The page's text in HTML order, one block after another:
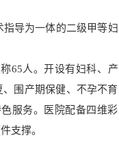
导为一体的二级甲等妇
65人。开设有妇科、产
围产期保健、不孕不育
服务。医院配备四维彩
支撑。